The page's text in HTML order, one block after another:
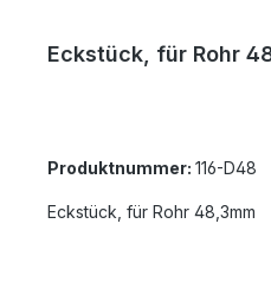
Eckstück, für Rohr
Produktnummer:116-D48
Eckstück, für Rohr 48,3mm